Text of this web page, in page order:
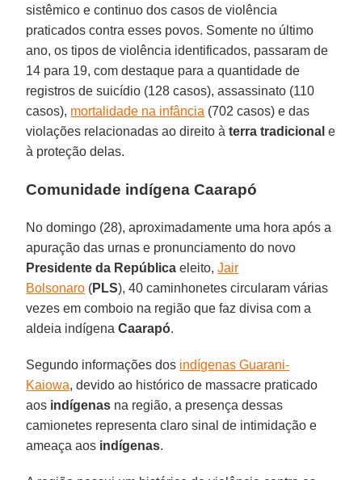
sistêmico e continuo dos casos de violência
praticados contra esses povos. Somente no último
ano, os tipos de violência identificados, passaram de
14 para 19, com destaque para a quantidade de
registros de suicídio (128 casos), assassinato (110
casos), mortalidade na infância (702 casos) e das
violações relacionadas ao direito àterra tradicional e
à proteção delas.
Comunidade indígena Caarapó
No domingo (28), aproximadamente uma hora após a
apuração das urnas e pronunciamento do novo
Presidente da República eleito,Jair
Bolsonaro (PLS), 40 caminhonetes circularam várias
vezes em comboio na região que faz divisa com a
aldeia indígenaCaarapó.
Segundo informações dos indígenas Guarani-
Kaiowa, devido ao histórico de massacre praticado
aos indígenas na região, a presença dessas
camionetes representa claro sinal de intimidação e
ameaça aos indígenas.